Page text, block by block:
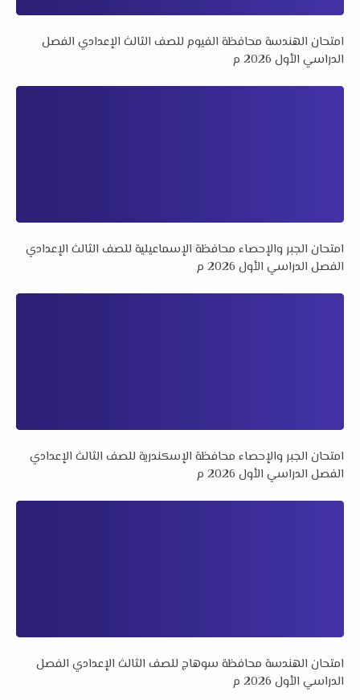
امتحان الهندسة محافظة الفيوم للصف الثالث الإعدادي الفصل
الدراسي الأول 2026 م
امتحان الجبر والإحصاء محافظة الإسماعيلية للصف الثالث الإعدادي
الفصل الدراسي الأول 2026 م
امتحان الجبر والإحصاء محافظة الإسكندرية للصف الثالث الإعدادي
الفصل الدراسي الأول 2026 م
امتحان الهندسة محافظة سوهاج للصف الثالث الإعدادي الفصل
الدراسي الأول 2026 م